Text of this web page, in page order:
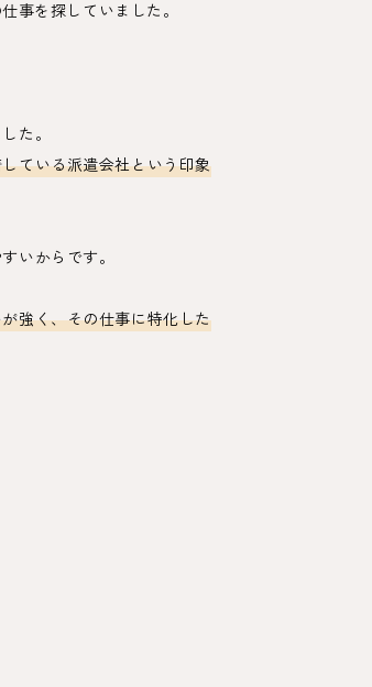
事を探していました。
た。
ている派遣会社という印象
いからです。
強く、その仕事に特化した